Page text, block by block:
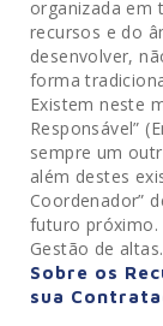
organizada em
recursos e do
desenvolver,
forma
Existem neste
Responsável”
sempre um
além destes
Coordenador”
futuro próximo.
Gestão de altas.
Sobre os
sua